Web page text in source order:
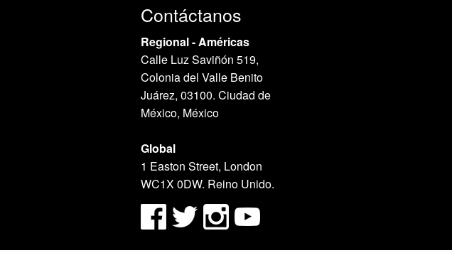
Contáctanos
Regional - Américas
Calle Luz Saviñón 519,
Colonia del Valle Benito
Juárez, 03100. Ciudad de
México, México
Global
1 Easton Street, London
WC1X 0DW. Reino Unido.